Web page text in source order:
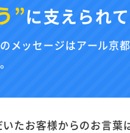
”に支えられて
メッセージはアール京
たお客様からのお言